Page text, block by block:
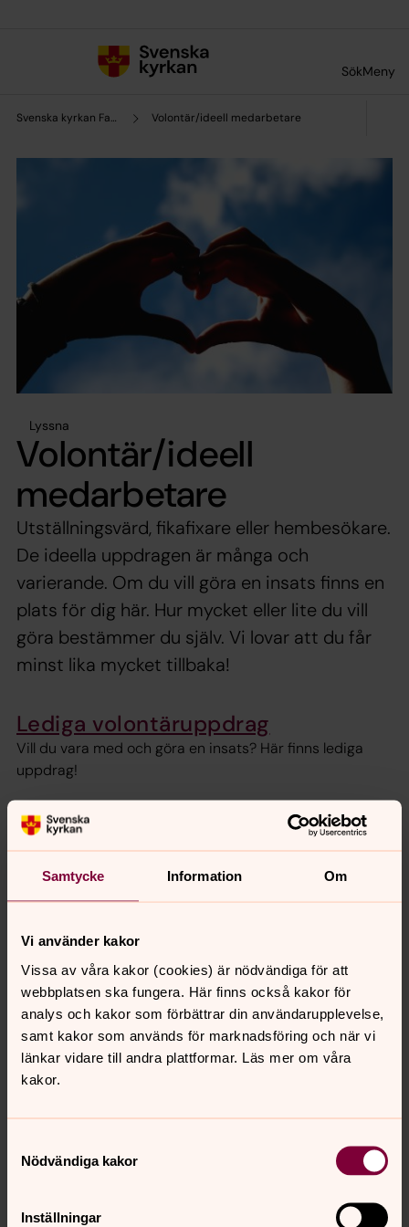
Samtycke Information Om
Vi använder kakor
Vissa av våra kakor (cookies) är nödvändiga för att
webbplatsen ska fungera. Här finns också kakor för
analys och kakor som förbättrar din användarupplevelse,
samt kakor som används för marknadsföring och när vi
länkar vidare till andra plattformar. Läs mer om våra
kakor.
Nödvändiga kakor
Inställningar
SökMeny
Svenska kyrkan Falköping Volontär/ideell medarbetare
Lyssna
Volontär/ideell
medarbetare
Utställningsvärd, fikafixare eller hembesökare.
De ideella uppdragen är många och
varierande. Om du vill göra en insats finns en
plats för dig här. Hur mycket eller lite du vill
göra bestämmer du själv. Vi lovar att du får
minst lika mycket tillbaka!
Lediga volontäruppdrag
Vill du vara med och göra en insats? Här finns lediga
uppdrag!
Ideell-så funkar det!
Att vara ideell medarbetare hos Svenska kyrkan
Falköping innebär att göra ett frivilligt arbete på sin
fritid.
Man trivs där man behövs!
Dela med dig av din kunskap och din tid, träffa nya
människor och lär dig någonting nytt!
Ett år med Mathjälpen
Möt Ethel Hansfeldt, volontär för Mathjälpen.
Senast ändrad 9 februari 2023
innehåll?